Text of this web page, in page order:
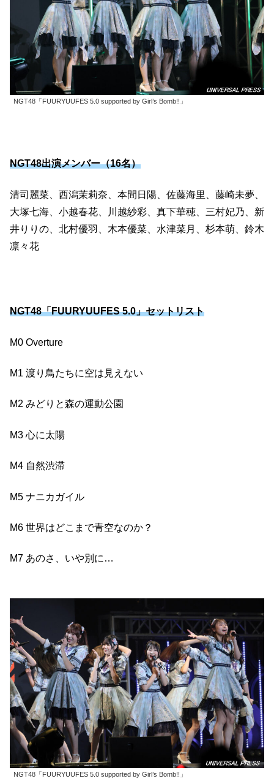
NGT48「FUURYUUFES 5.0 supported by Girl’s Bomb!!」
NGT48出演メンバー（16名）
清司麗菜、西潟茉莉奈、本間日陽、佐藤海里、藤崎未夢、
大塚七海、小越春花、川越紗彩、真下華穂、三村妃乃、新
井りりの、北村優羽、木本優菜、水津菜月、杉本萌、鈴木
凛々花
NGT48「FUURYUUFES 5.0」セットリスト
M0 Overture
M1 渡り鳥たちに空は見えない
M2 みどりと森の運動公園
M3 心に太陽
M4 自然渋滞
M5 ナニカガイル
M6 世界はどこまで青空なのか？
M7 あのさ、いや別に…
NGT48「FUURYUUFES 5.0 supported by Girl’s Bomb!!」